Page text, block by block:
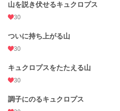
山を説き伏せるキュクロプス
30
ついに持ち上がる山
30
キュクロプスをたたえる山
30
調子にのるキュクロプス